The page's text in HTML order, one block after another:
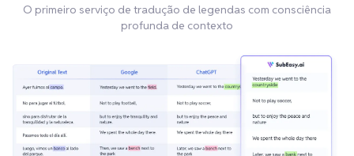
O primeiro serviço de tradução de legendas com consciência
profunda de contexto